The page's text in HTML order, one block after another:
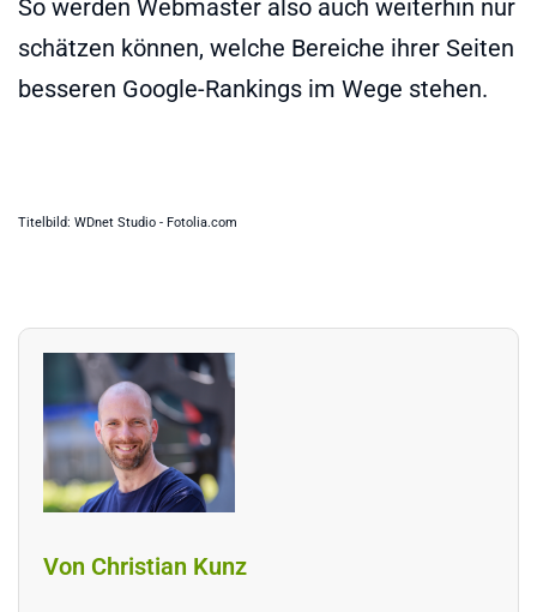
So werden Webmaster also auch weiterhin nur
schätzen können, welche Bereiche ihrer Seiten
besseren Google-Rankings im Wege stehen.
Titelbild: WDnet Studio - Fotolia.com
Von Christian Kunz